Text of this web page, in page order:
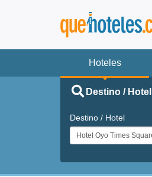
Hoteles
Destino / Hotel
Destino / Hotel